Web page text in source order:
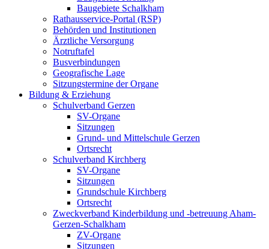
Baugebiete Schalkham
Rathausservice-Portal (RSP)
Behörden und Institutionen
Ärztliche Versorgung
Notruftafel
Busverbindungen
Geografische Lage
Sitzungstermine der Organe
Bildung & Erziehung
Schulverband Gerzen
SV-Organe
Sitzungen
Grund- und Mittelschule Gerzen
Ortsrecht
Schulverband Kirchberg
SV-Organe
Sitzungen
Grundschule Kirchberg
Ortsrecht
Zweckverband Kinderbildung und -betreuung Aham-
Gerzen-Schalkham
ZV-Organe
Sitzungen